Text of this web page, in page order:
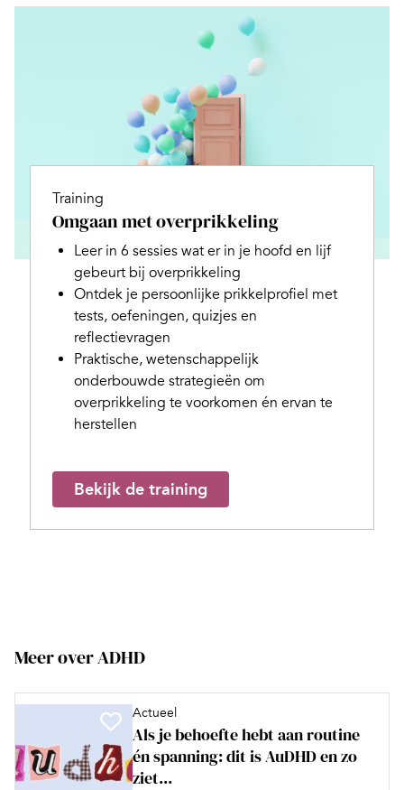
Training
Omgaan met overprikkeling
Leer in 6 sessies wat er in je hoofd en lijf
gebeurt bij overprikkeling
Ontdek je persoonlijke prikkelprofiel met
tests, oefeningen, quizjes en
reflectievragen
Praktische, wetenschappelijk
onderbouwde strategieën om
overprikkeling te voorkomen én ervan te
herstellen
Bekijk de training
Meer over ADHD
Actueel
Als je behoefte hebt aan routine
én spanning: dit is AuDHD en zo
ziet...